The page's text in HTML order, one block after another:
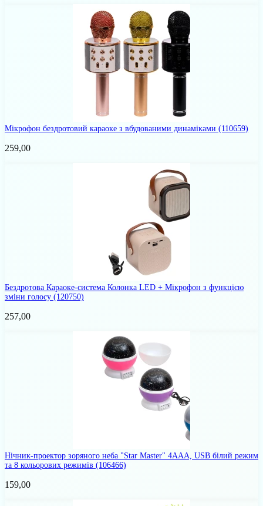
Мікрофон бездротовий караоке з вбудованими динаміками (110659)
259,00
Бездротова Караоке-система Колонка LED + Мікрофон з функцією
зміни голосу (120750)
257,00
Нічник-проектор зоряного неба "Star Master" 4AAA, USB білий режим
та 8 кольорових режимів (106466)
159,00